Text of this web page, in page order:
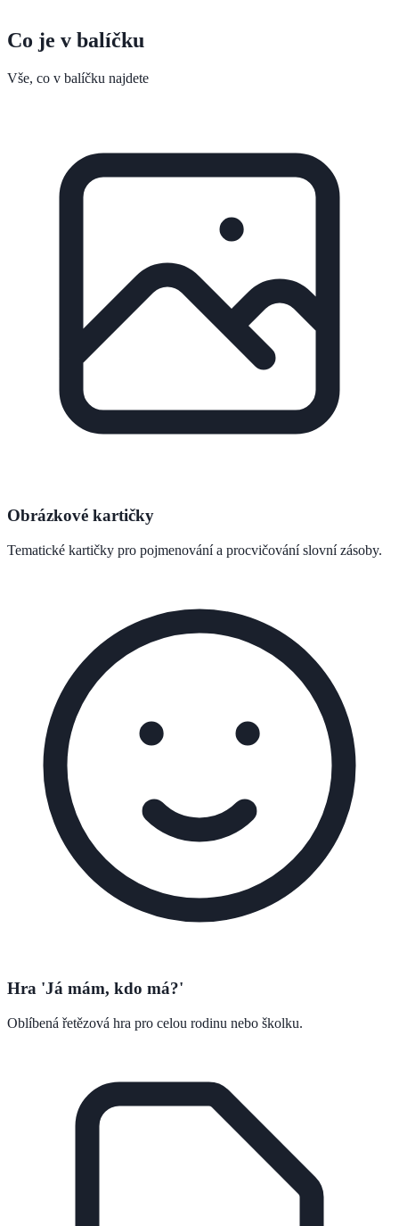
Co je v balíčku
Vše, co v balíčku najdete
Obrázkové kartičky
Tematické kartičky pro pojmenování a procvičování slovní zásoby.
Hra 'Já mám, kdo má?'
Oblíbená řetězová hra pro celou rodinu nebo školku.